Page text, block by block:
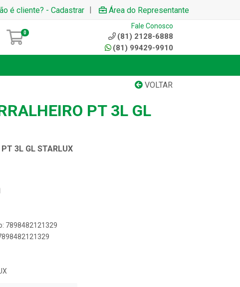
é cliente? - Cadastrar | Área do Representante
0
Fale Conosco
(81) 2128-6888
(81) 99429-9910
VOLTAR
PT 3L GL
3L GL STARLUX
7898482121329